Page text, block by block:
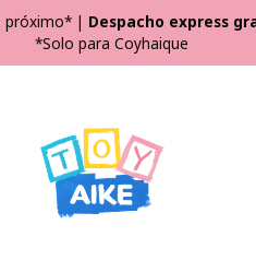
próximo*| Despacho express
*Solo para Coyhaique